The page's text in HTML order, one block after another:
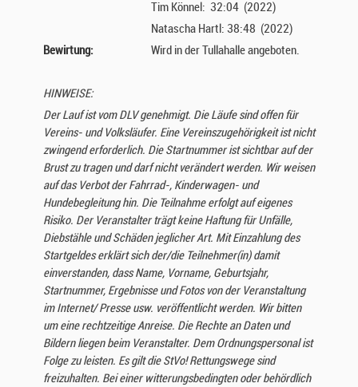
Tim Könnel: 32:04 (2022)
Natascha Hartl: 38:48 (2022)
Bewirtung:
Wird in der Tullahalle angeboten.
HINWEISE:
Der Lauf ist vom DLV genehmigt. Die Läufe sind offen für
Vereins- und Volksläufer. Eine Vereinszugehörigkeit ist nicht
zwingend erforderlich. Die Startnummer ist sichtbar auf der
Brust zu tragen und darf nicht verändert werden. Wir weisen
auf das Verbot der Fahrrad-, Kinderwagen- und
Hundebegleitung hin. Die Teilnahme erfolgt auf eigenes
Risiko. Der Veranstalter trägt keine Haftung für Unfälle,
Diebstähle und Schäden jeglicher Art. Mit Einzahlung des
Startgeldes erklärt sich der/die Teilnehmer(in) damit
einverstanden, dass Name, Vorname, Geburtsjahr,
Startnummer, Ergebnisse und Fotos von der Veranstaltung
im Internet/ Presse usw. veröffentlicht werden. Wir bitten
um eine rechtzeitige Anreise. Die Rechte an Daten und
Bildern liegen beim Veranstalter. Dem Ordnungspersonal ist
Folge zu leisten. Es gilt die StVo! Rettungswege sind
freizuhalten. Bei einer witterungsbedingten oder behördlich